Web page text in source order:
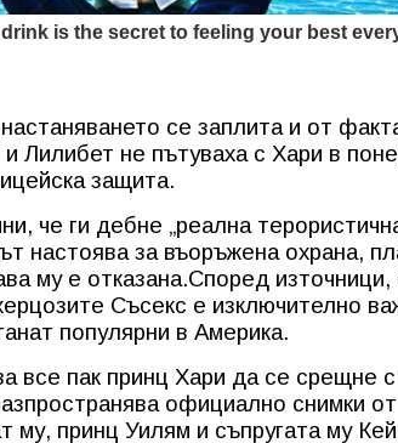
се заплита и от
Лилибет не пътуваха с Хари в
защита.
че ги дебне „реална
настоява за въоръжена охрана,
му е отказана.Според
Съсекс е изключително
популярни в Америка.
все пак принц Хари да се срещне
официално снимки
му, принц Уилям и съпругата му